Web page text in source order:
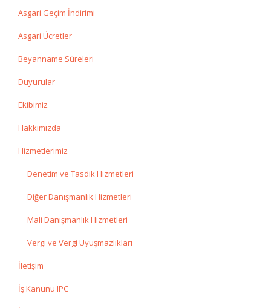
Asgari Geçim İndirimi
Asgari Ücretler
Beyanname Süreleri
Duyurular
Ekibimiz
Hakkımızda
Hizmetlerimiz
Denetim ve Tasdik Hizmetleri
Diğer Danışmanlık Hizmetleri
Mali Danışmanlık Hizmetleri
Vergi ve Vergi Uyuşmazlıkları
İletişim
İş Kanunu IPC